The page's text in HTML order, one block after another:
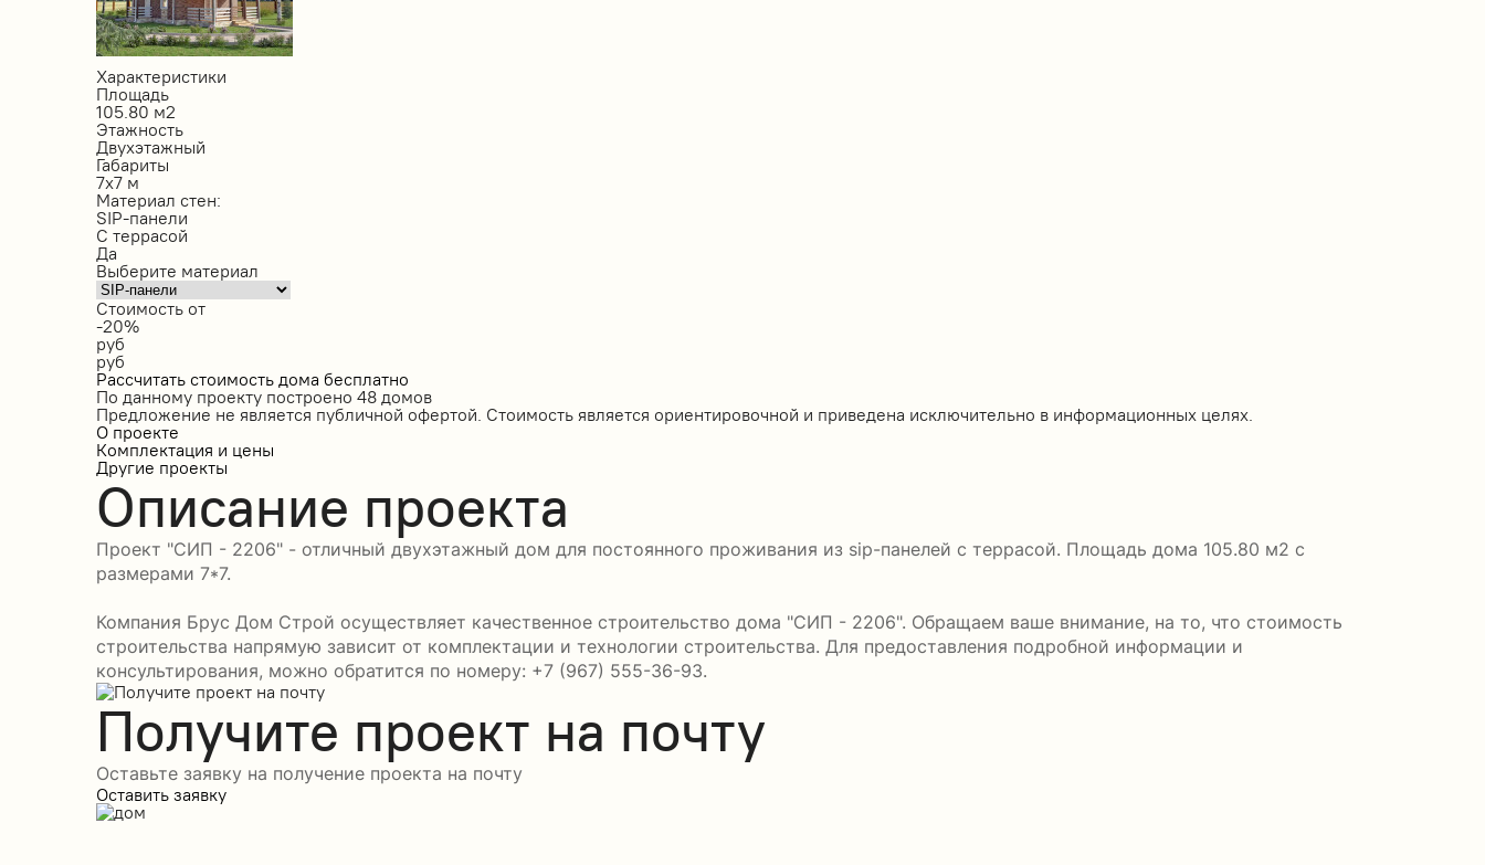
Характеристики
Площадь
105.80 м2
Этажность
Двухэтажный
Габариты
7х7 м
Материал стен:
SIP-панели
С террасой
Да
Выберите материал
Стоимость от
-20%
руб
руб
Рассчитать стоимость дома бесплатно
По данному проекту построено 48 домов
Предложение не является публичной офертой. Стоимость является ориентировочной и приведена исключительно в информационных целях.
О проекте
Комплектация и цены
Другие проекты
Описание проекта
Проект "СИП - 2206" - отличный двухэтажный дом для постоянного проживания из sip-панелей с террасой. Площадь дома 105.80 м2 с
размерами 7*7.
Компания Брус Дом Строй осуществляет качественное строительство дома "СИП - 2206". Обращаем ваше внимание, на то, что стоимость
строительства напрямую зависит от комплектации и технологии строительства. Для предоставления подробной информации и
консультирования, можно обратится по номеру: +7 (967) 555-36-93.
Получите проект на почту
Оставьте заявку на получение проекта на почту
Оставить заявку